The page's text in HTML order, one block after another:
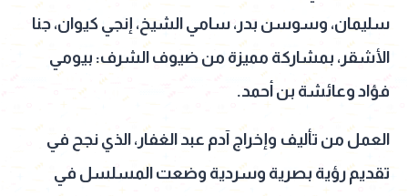
سليمان، وسوسن بدر، سامي الشيخ، إنجي كيوان، جنا
الأشقر، بمشاركة مميزة من ضيوف الشرف: بيومي
فؤاد وعائشة بن أحمد.
العمل من تأليف وإخراج آدم عبد الغفار، الذي نجح في
تقديم رؤية بصرية وسردية وضعت المسلسل في